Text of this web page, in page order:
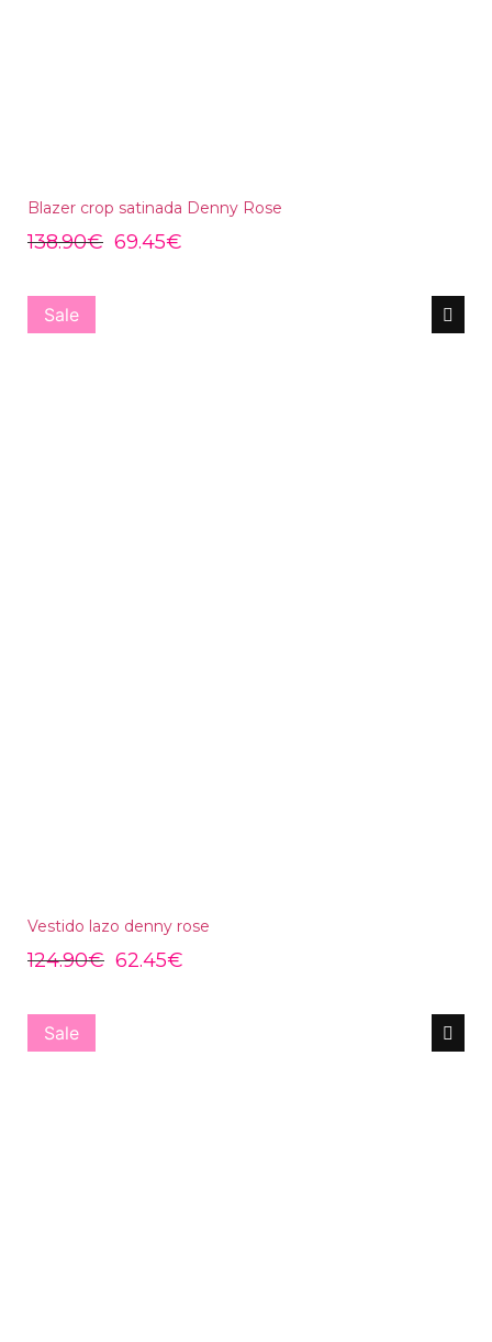
Blazer crop satinada Denny Rose
138.90€ 69.45€
Sale
Vestido lazo denny rose
124.90€ 62.45€
Sale